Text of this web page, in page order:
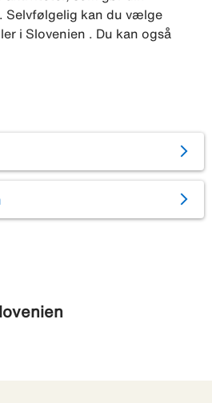
Selvfølgelig kan du vælge
i Slovenien . Du kan også